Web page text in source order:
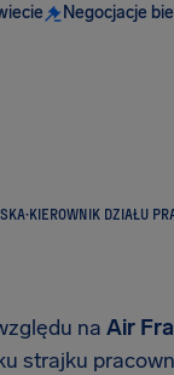
Negocjacje
·KIEROWNIK DZIAŁU
na Air
strajku